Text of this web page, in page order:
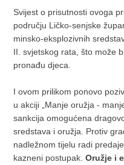
Svijest o prisutnosti ovoga
području Ličko-senjske
minsko-eksplozivnih
II. svjetskog rata, što može
pronađu djeca.
I ovom prilikom ponovo
u akciji „Manje oružja -
sankcija omogućena
sredstava i oružja. Protiv
nadležnom tijelu radi
kazneni postupak.Oružje i